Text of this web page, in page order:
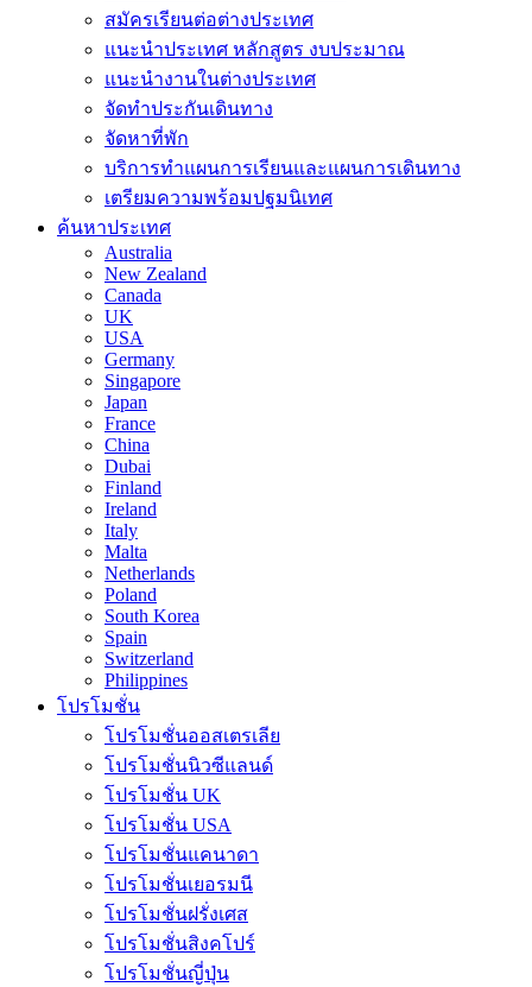
สมัครเรียนต่อต่างประเทศ
แนะนำประเทศ หลักสูตร งบประมาณ
แนะนำงานในต่างประเทศ
จัดทำประกันเดินทาง
จัดหาที่พัก
บริการทำแผนการเรียนและแผนการเดินทาง
เตรียมความพร้อมปฐมนิเทศ
ค้นหาประเทศ
Australia
New Zealand
Canada
UK
USA
Germany
Singapore
Japan
France
China
Dubai
Finland
Ireland
Italy
Malta
Netherlands
Poland
South Korea
Spain
Switzerland
Philippines
โปรโมชั่น
โปรโมชั่นออสเตรเลีย
โปรโมชั่นนิวซีแลนด์
โปรโมชั่น UK
โปรโมชั่น USA
โปรโมชั่นแคนาดา
โปรโมชั่นเยอรมนี
โปรโมชั่นฝรั่งเศส
โปรโมชั่นสิงคโปร์
โปรโมชั่นญี่ปุ่น